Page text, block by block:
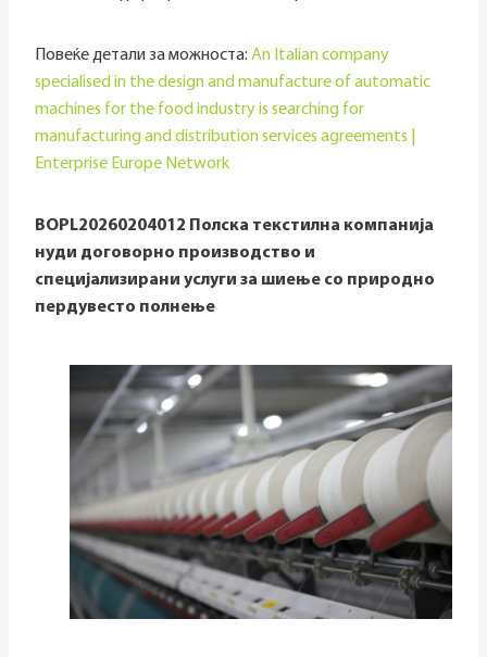
Повеќе детали за можноста: An Italian company
specialised in the design and manufacture of automatic
machines for the food industry is searching for
manufacturing and distribution services agreements |
Enterprise Europe Network
BOPL20260204012 Полска текстилна компанија
нуди договорно производство и
специјализирани услуги за шиење со природно
пердувесто полнење